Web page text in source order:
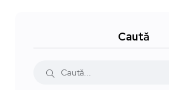
Caută